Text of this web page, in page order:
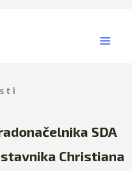
SDA
Christiana